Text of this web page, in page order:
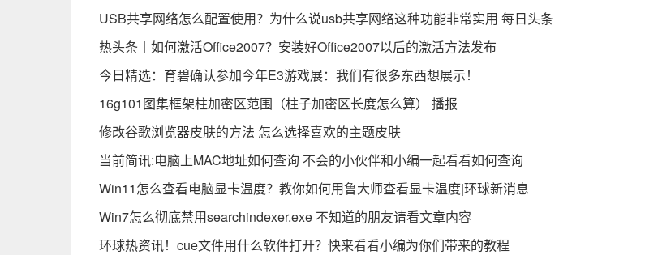
USB共享网络怎么配置使用？为什么说usb共享网络这种功能非常实用 每日头条
热头条丨如何激活Office2007？安装好Office2007以后的激活方法发布
今日精选：育碧确认参加今年E3游戏展：我们有很多东西想展示！
16g101图集框架柱加密区范围（柱子加密区长度怎么算） 播报
修改谷歌浏览器皮肤的方法 怎么选择喜欢的主题皮肤
当前简讯:电脑上MAC地址如何查询 不会的小伙伴和小编一起看看如何查询
Win11怎么查看电脑显卡温度？教你如何用鲁大师查看显卡温度|环球新消息
Win7怎么彻底禁用searchindexer.exe 不知道的朋友请看文章内容
环球热资讯！cue文件用什么软件打开？快来看看小编为你们带来的教程